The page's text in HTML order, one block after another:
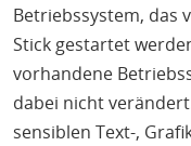
Betriebssystem, das
Stick gestartet
vorhandene
dabei nicht
sensiblen Text-,